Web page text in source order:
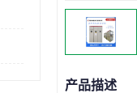
产品描述